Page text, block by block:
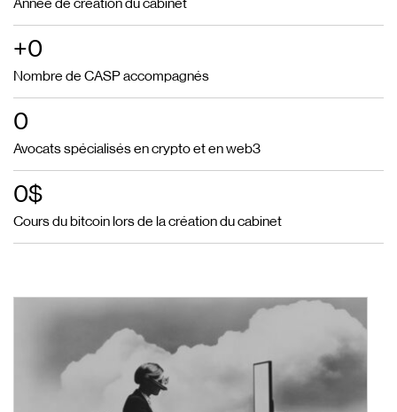
Année de création du cabinet
+0
Nombre de CASP accompagnés
0
Avocats spécialisés en crypto et en web3
0$
Cours du bitcoin lors de la création du cabinet